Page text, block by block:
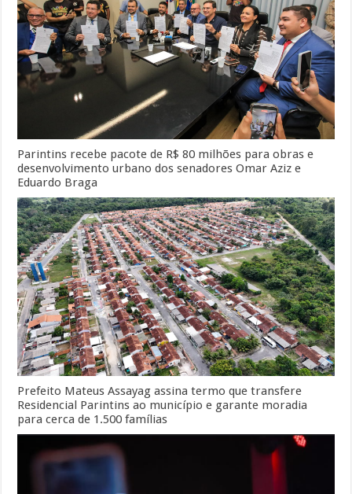
Parintins recebe pacote de R$ 80 milhões para obras e
desenvolvimento urbano dos senadores Omar Aziz e
Eduardo Braga
Prefeito Mateus Assayag assina termo que transfere
Residencial Parintins ao município e garante moradia
para cerca de 1.500 famílias